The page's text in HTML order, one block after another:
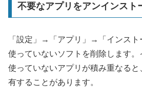
不要なアプリをアンインスト
「設定」→「アプリ」→「インスト
使っていないソフトを削除します。
使っていないアプリが積み重なる
有することがあります。